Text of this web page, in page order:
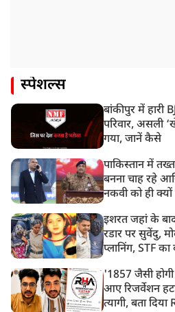
स्पेशल्स
बांकीपुर में
परिवार, असली
गया, जानें कैसे
पाकिस्तान में
बनना चाह रहे
नकवी को ही क्यों
इशरत जहां के
रडार पर सुवेंदु,
प्लानिंग, STF
'1857 जैसी
आए रिजर्वेशन
त्यागी, बता